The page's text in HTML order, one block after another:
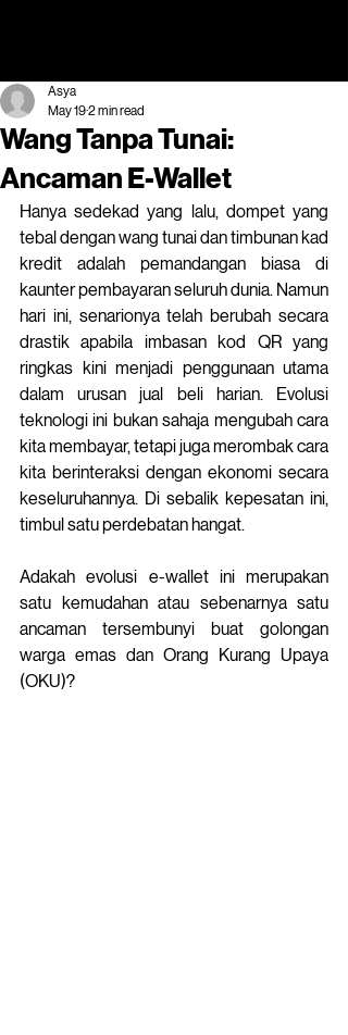
Wang Tanpa Tunai:
Ancaman E-Wallet
Asya
May 192 min read
Hanya sedekad yang lalu, dompet yang
tebal dengan wang tunai dan timbunan kad
kredit adalah pemandangan biasa di
kaunter pembayaran seluruh dunia. Namun
hari ini, senarionya telah berubah secara
drastik apabila imbasan kod QR yang
ringkas kini menjadi penggunaan utama
dalam urusan jual beli harian. Evolusi
teknologi ini bukan sahaja mengubah cara
kita membayar, tetapi juga merombak cara
kita berinteraksi dengan ekonomi secara
keseluruhannya. Di sebalik kepesatan ini,
timbul satu perdebatan hangat.
Adakah evolusi e-wallet ini merupakan
satu kemudahan atau sebenarnya satu
ancaman tersembunyi buat golongan
warga emas dan Orang Kurang Upaya
(OKU)?